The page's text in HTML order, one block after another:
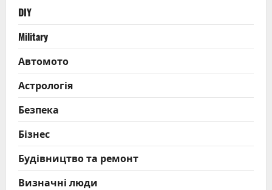
DIY
Military
Автомото
Астрологія
Безпека
Бізнес
Будівництво та ремонт
Визначні люди